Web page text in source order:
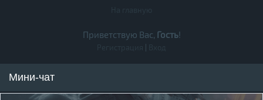
Приветствую Вас, Гость!
Мини-чат